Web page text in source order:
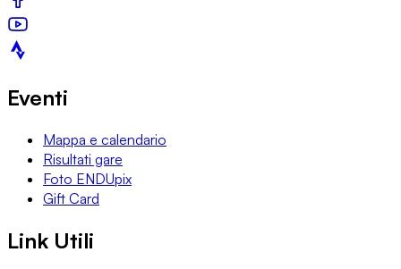
Eventi
Mappa e calendario
Risultati gare
Foto ENDUpix
Gift Card
Link Utili